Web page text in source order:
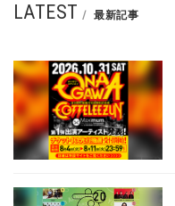
LATEST 最新記事